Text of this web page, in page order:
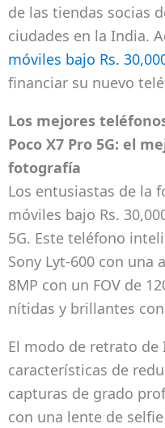
de las tiendas socias
ciudades en la India.
móviles bajo Rs.
financiar su nuevo
Los mejores
Poco X7 Pro 5G: el
fotografía
Los entusiastas de la
móviles bajo Rs.
5G. Este teléfono
Sony Lyt-600 con una
8MP con un FOV de
nítidas y brillantes con
El modo de retrato de
características de
capturas de grado
con una lente de